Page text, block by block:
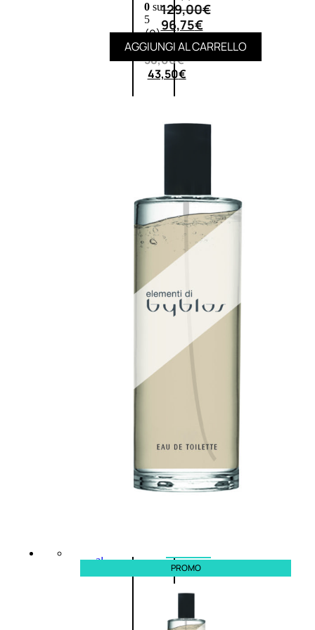
0su
5
(0)
58,00€
43,50€
Nature
Donna
L’OCCITANE
VERBENA
E
43,50€
al
129,00€
96,75€
AGGIUNGI AL CARRELLO
PROMO